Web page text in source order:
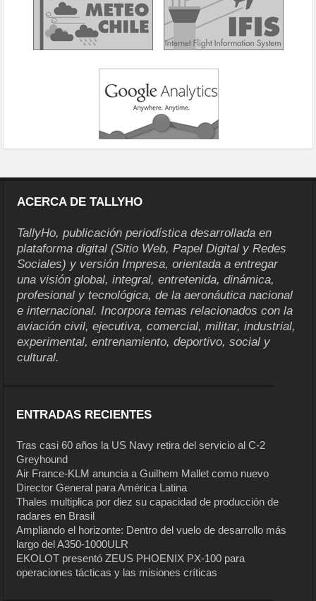
ACERCA DE TALLYHO
TallyHo, publicación periodística desarrollada en
plataforma digital (Sitio Web, Papel Digital y Redes
Sociales) y versión Impresa, orientada a entregar
una visión global, integral, entretenida, dinámica,
profesional y tecnológica, de la aeronáutica nacional
e internacional. Incorpora temas relacionados con la
aviación civil, ejecutiva, comercial, militar, industrial,
experimental, entrenamiento, deportivo, social y
cultural.
ENTRADAS RECIENTES
Tras casi 60 años la US Navy retira del servicio al C-2
Greyhound
Air France-KLM anuncia a Guilhem Mallet como nuevo
Director General para América Latina
Thales multiplica por diez su capacidad de producción de
radares en Brasil
Ampliando el horizonte: Dentro del vuelo de desarrollo más
largo del A350-1000ULR
EKOLOT presentó ZEUS PHOENIX PX-100 para
operaciones tácticas y las misiones críticas